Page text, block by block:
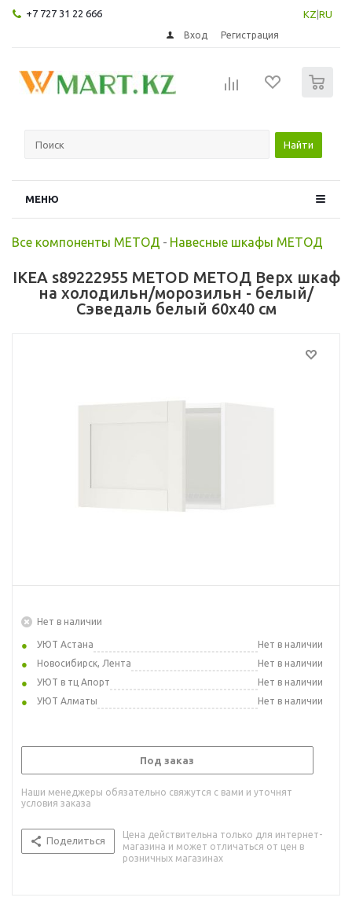
+7 727 31 22 666 KZ RU
Вход Регистрация
Найти
МЕНЮ
Все компоненты МЕТОД - Навесные шкафы МЕТОД
IKEA s89222955 METOD МЕТОД Верх шкаф
на холодильн/морозильн - белый/
Сэведаль белый 60x40 см
Нет в наличии
УЮТ Астана
Нет в наличии
Новосибирск, Лента
Нет в наличии
УЮТ в тц Апорт
Нет в наличии
УЮТ Алматы
Нет в наличии
Под заказ
Наши менеджеры обязательно свяжутся с вами и уточнят
условия заказа
Поделиться
Цена действительна только для интернет-
магазина и может отличаться от цен в
розничных магазинах